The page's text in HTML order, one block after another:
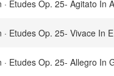
· Etudes Op. 25- Agitato In
· Etudes Op. 25- Vivace In
· Etudes Op. 25- Allegro In